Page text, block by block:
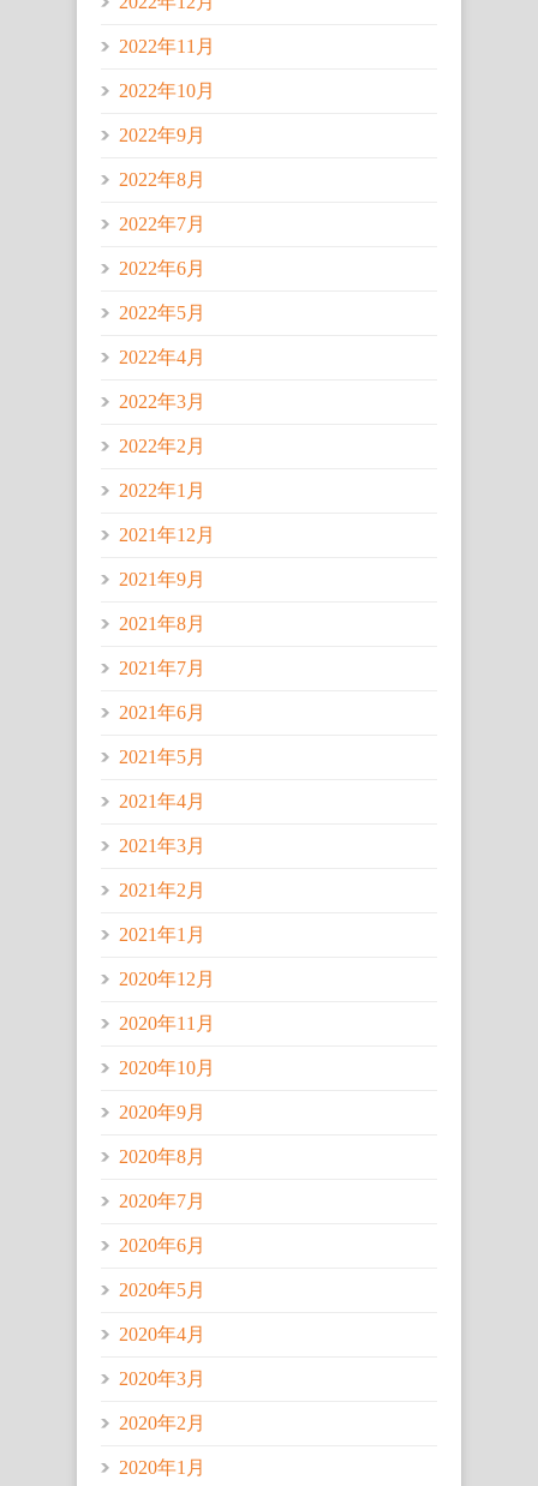
2022年11月
2022年10月
2022年9月
2022年8月
2022年7月
2022年6月
2022年5月
2022年4月
2022年3月
2022年2月
2022年1月
2021年12月
2021年9月
2021年8月
2021年7月
2021年6月
2021年5月
2021年4月
2021年3月
2021年2月
2021年1月
2020年12月
2020年11月
2020年10月
2020年9月
2020年8月
2020年7月
2020年6月
2020年5月
2020年4月
2020年3月
2020年2月
2020年1月